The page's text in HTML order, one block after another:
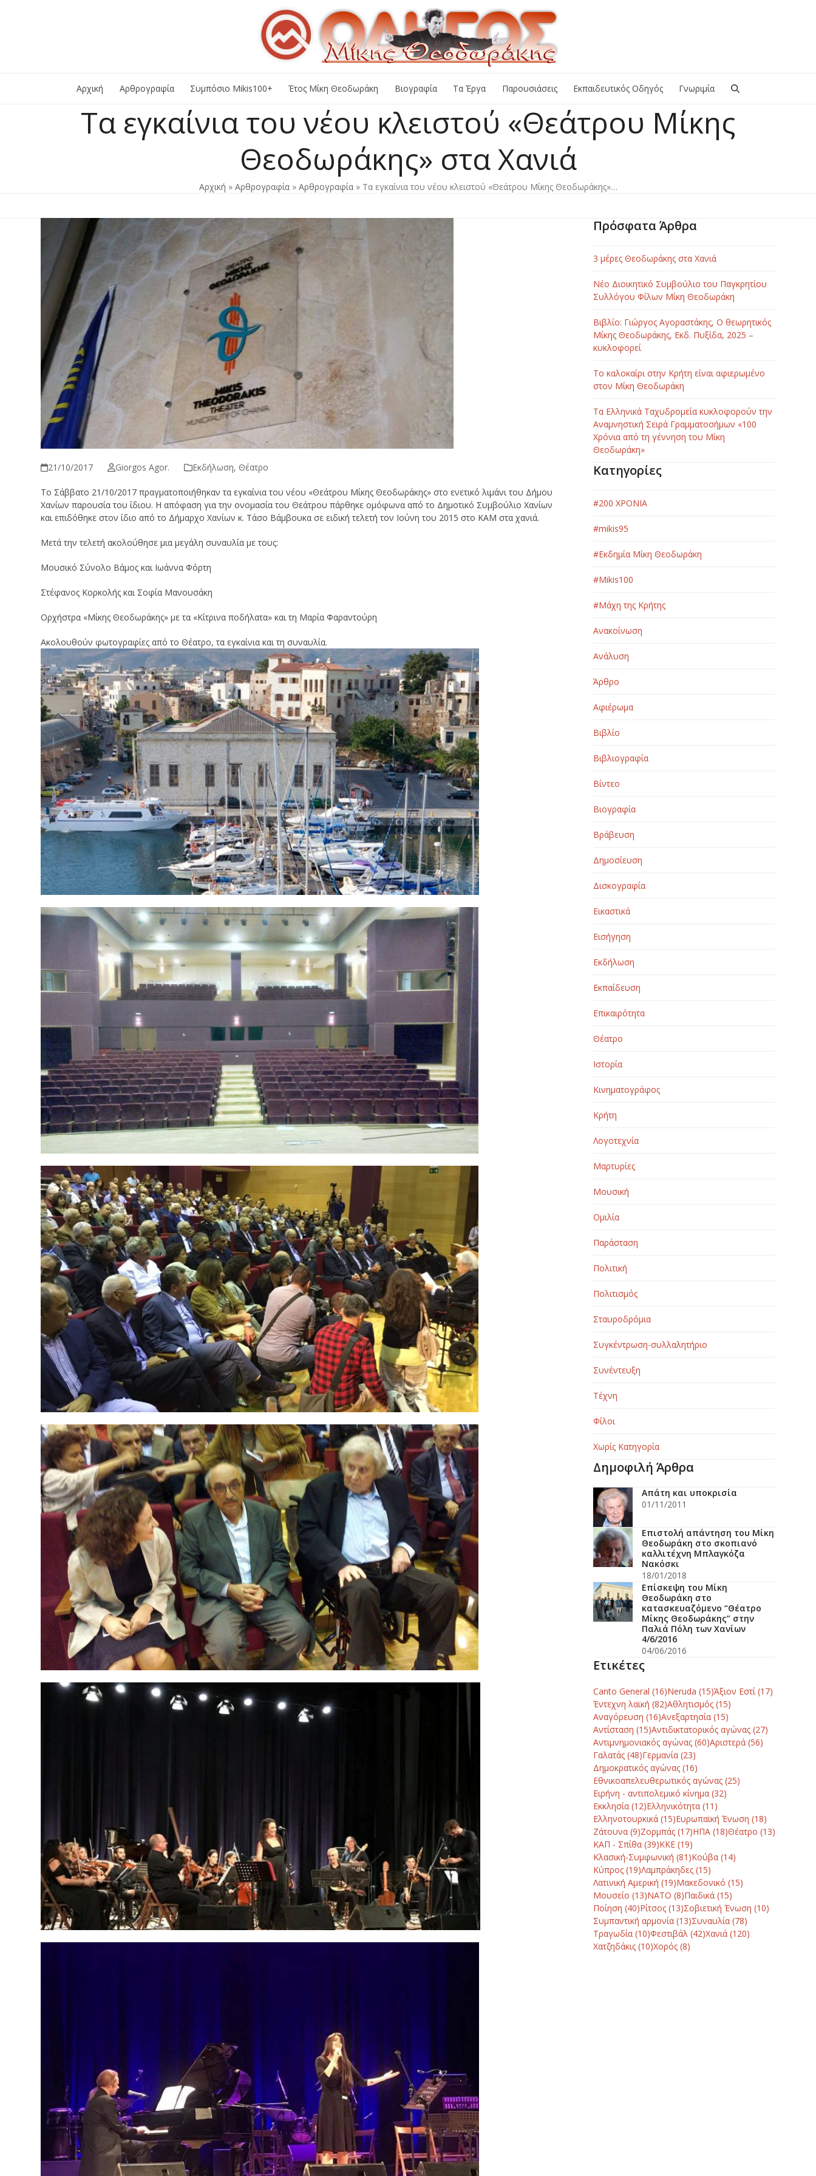
Αρχική Αρθρογραφία Συμπόσιο Mikis100+ Έτος Μίκη Θεοδωράκη Βιογραφία Τα Έργα Παρουσιάσεις Εκπαιδευτικός Οδηγός Γνωριμία
Τα εγκαίνια του νέου κλειστού «Θεάτρου Μίκης
Θεοδωράκης» στα Χανιά
Αρχική » Αρθρογραφία» Αρθρογραφία» Τα εγκαίνια του νέου κλειστού «Θεάτρου Μίκης Θεοδωράκης»…
21/10/2017 Giorgos Agor. Εκδήλωση, Θέατρο
Το Σάββατο 21/10/2017 πραγματοποιήθηκαν τα εγκαίνια του νέου «Θεάτρου Μίκης Θεοδωράκης» στο ενετικό λιμάνι του Δήμου
Χανίων παρουσία του ίδιου. Η απόφαση για την ονομασία του Θεάτρου πάρθηκε ομόφωνα από το Δημοτικό Συμβούλιο Χανίων
και επιδόθηκε στον ίδιο από το Δήμαρχο Χανίων κ. Τάσο Βάμβουκα σε ειδική τελετή τον Ιούνη του 2015 στο ΚΑΜ στα χανιά.
Μετά την τελετή ακολούθησε μια μεγάλη συναυλία με τους:
Μουσικό Σύνολο Βάμος και Ιωάννα Φόρτη
Στέφανος Κορκολής και Σοφία Μανουσάκη
Ορχήστρα «Μίκης Θεοδωράκης» με τα «Κίτρινα ποδήλατα» και τη Μαρία Φαραντούρη
Ακολουθούν φωτογραφίες από το Θέατρο, τα εγκαίνια και τη συναυλία.
Πρόσφατα Άρθρα
3 μέρες Θεοδωράκης στα Χανιά
Νέο Διοικητικό Συμβούλιο του Παγκρητίου
Συλλόγου Φίλων Μίκη Θεοδωράκη
Βιβλίο: Γιώργος Αγοραστάκης, Ο θεωρητικός
Μίκης Θεοδωράκης, Εκδ. Πυξίδα, 2025 –
κυκλοφορεί
Το καλοκαίρι στην Κρήτη είναι αφιερωμένο
στον Μίκη Θεοδωράκη
Τα Ελληνικά Ταχυδρομεία κυκλοφορούν την
Αναμνηστική Σειρά Γραμματοσήμων «100
Χρόνια από τη γέννηση του Μίκη
Θεοδωράκη»
Κατηγορίες
#200 ΧΡΟΝΙΑ
#mikis95
#Εκδημία Μίκη Θεοδωράκη
#Μikis100
#Μάχη της Κρήτης
Ανακοίνωση
Ανάλυση
Άρθρο
Αφιέρωμα
Βιβλίο
Βιβλιογραφία
Βίντεο
Βιογραφία
Βράβευση
Δημοσίευση
Δισκογραφία
Εικαστικά
Εισήγηση
Εκδήλωση
Εκπαίδευση
Επικαιρότητα
Θέατρο
Ιστορία
Κινηματογράφος
Κρήτη
Λογοτεχνία
Μαρτυρίες
Μουσική
Ομιλία
Παράσταση
Πολιτική
Πολιτισμός
Σταυροδρόμια
Συγκέντρωση-συλλαλητήριο
Συνέντευξη
Τέχνη
Φίλοι
Χωρίς Κατηγορία
Δημοφιλή Άρθρα
Απάτη και υποκρισία
01/11/2011
Επιστολή απάντηση του Μίκη
Θεοδωράκη στο σκοπιανό
καλλιτέχνη Μπλαγκόζα
Νακόσκι
18/01/2018
Επίσκεψη του Μίκη
Θεοδωράκη στο
κατασκευαζόμενο “Θέατρο
Μίκης Θεοδωράκης” στην
Παλιά Πόλη των Χανίων
4/6/2016
04/06/2016
Ετικέτες
Canto General (16)Neruda (15)Άξιον Εστί(17)
Έντεχνη λαϊκή (82)Αθλητισμός(15)
Αναγόρευση (16)Ανεξαρτησία(15)
Αντίσταση (15)Αντιδικτατορικός αγώνας(27)
Αντιμνημονιακός αγώνας(60)Αριστερά(56)
Γαλατάς(48)Γερμανία(23)
Δημοκρατικός αγώνας(16)
Εθνικοαπελευθερωτικός αγώνας(25)
Ειρήνη - αντιπολεμικό κίνημα(32)
Εκκλησία(12)Ελληνικότητα(11)
Ελληνοτουρκικά(15)Ευρωπαϊκή Ένωση (18)
Ζάτουνα(9)Ζορμπάς(17)ΗΠΑ(18)Θέατρο (13)
ΚΑΠ - Σπίθα(39)ΚΚΕ(19)
Κλασική-Συμφωνική (81)Κούβα(14)
Κύπρος(19)Λαμπράκηδες(15)
Λατινική Αμερική (19)Μακεδονικό (15)
Μουσείο (13)ΝΑΤΟ (8)Παιδικά(15)
Ποίηση (40)Ρίτσος(13)Σοβιετική Ένωση (10)
Συμπαντική αρμονία(13)Συναυλία(78)
Τραγωδία(10)Φεστιβάλ(42)Χανιά(120)
Χατζηδάκις(10)Χορός(8)